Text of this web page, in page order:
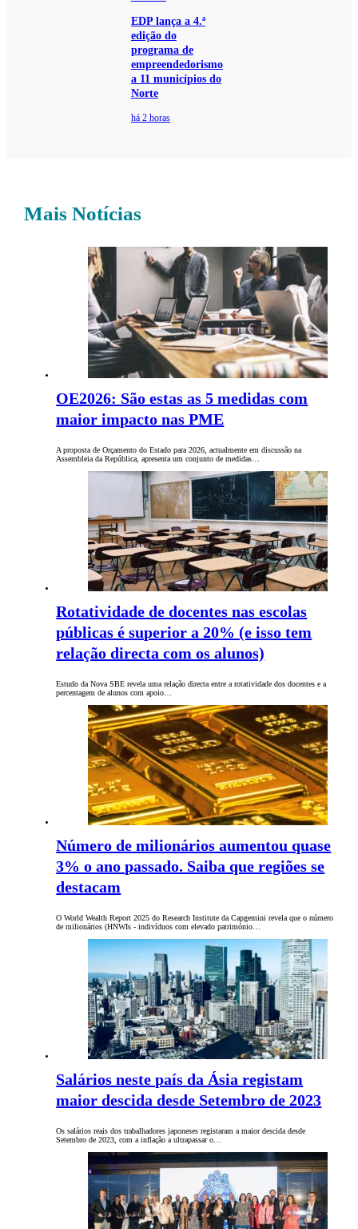
EDP lança a 4.ª
edição do
programa de
empreendedorismo
a 11 municípios do
Norte
há 2 horas
Mais Notícias
OE2026: São estas as 5 medidas com
maior impacto nas PME
A proposta de Orçamento do Estado para 2026, actualmente em discussão na
Assembleia da República, apresenta um conjunto de medidas…
Rotatividade de docentes nas escolas
públicas é superior a 20% (e isso tem
relação directa com os alunos)
Estudo da Nova SBE revela uma relação directa entre a rotatividade dos docentes e a
percentagem de alunos com apoio…
Número de milionários aumentou quase
3% o ano passado. Saiba que regiões se
destacam
O World Wealth Report 2025 do Research Institute da Capgemini revela que o número
de milionários (HNWIs - indivíduos com elevado património…
Salários neste país da Ásia registam
maior descida desde Setembro de 2023
Os salários reais dos trabalhadores japoneses registaram a maior descida desde
Setembro de 2023, com a inflação a ultrapassar o…